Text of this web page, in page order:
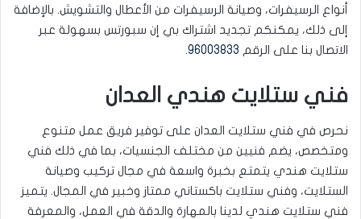
أنواع الرسيفرات، وصيانة الرسيفرات من الأعطال والتشويش. بالإضافة
إلى ذلك، يمكنكم تجديد اشتراك بي إن سبورتس بسهولة عبر
الاتصال بنا على الرقم 96003833
.
فني ستلايت هندي العدان
نحرص في فني ستلايت العدان على توفير فريق عمل متنوع
ومتخصص، يضم فنيين من مختلف الجنسيات، بما في ذلك فني
ستلايت هندي يتمتع بخبرة واسعة في مجال تركيب وصيانة
الستلايت، وفني ستلايت باكستاني ممتاز وخبير في المجال. يتميز
فني ستلايت هندي لدينا بالمهارة والدقة في العمل، والمعرفة